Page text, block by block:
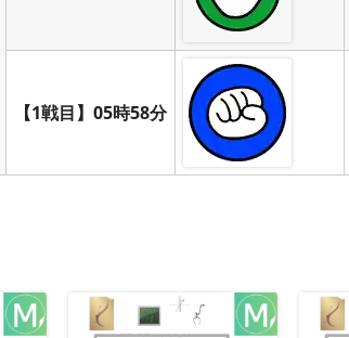
【1戦目】05時58分